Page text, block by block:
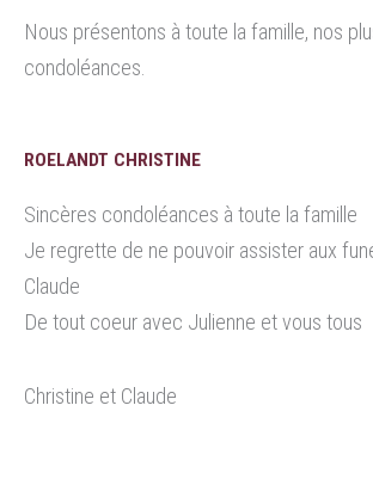
Nous présentons à toute la famille, nos
condoléances.
ROELANDT CHRISTINE
Sincères condoléances à toute la famille
Je regrette de ne pouvoir assister aux
Claude
De tout coeur avec Julienne et vous tous
Christine et Claude